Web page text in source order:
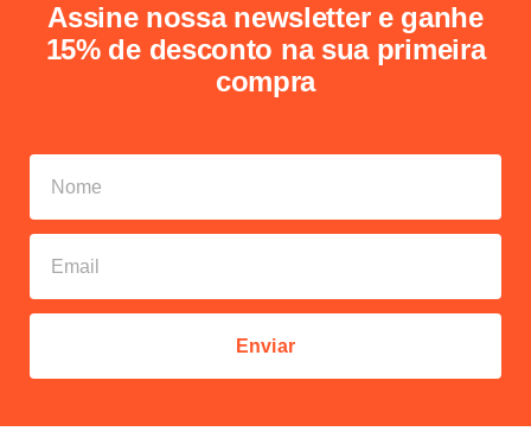
Assine nossa newsletter e ganhe
15% de desconto na sua primeira
compra
Enviar